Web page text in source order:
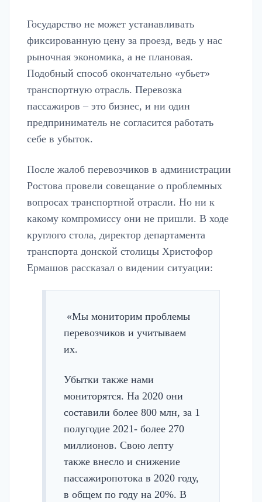
Государство не может устанавливать
фиксированную цену за проезд, ведь у нас
рыночная экономика, а не плановая.
Подобный способ окончательно «убьет»
транспортную отрасль. Перевозка
пассажиров – это бизнес, и ни один
предприниматель не согласится работать
себе в убыток.
После жалоб перевозчиков в администрации
Ростова провели совещание о проблемных
вопросах транспортной отрасли. Но ни к
какому компромиссу они не пришли. В ходе
круглого стола, директор департамента
транспорта донской столицы Христофор
Ермашов рассказал о видении ситуации:
«Мы мониторим проблемы
перевозчиков и учитываем
их.
Убытки также нами
мониторятся. На 2020 они
составили более 800 млн, за 1
полугодие 2021- более 270
миллионов. Свою лепту
также внесло и снижение
пассажиропотока в 2020 году,
в общем по году на 20%. В